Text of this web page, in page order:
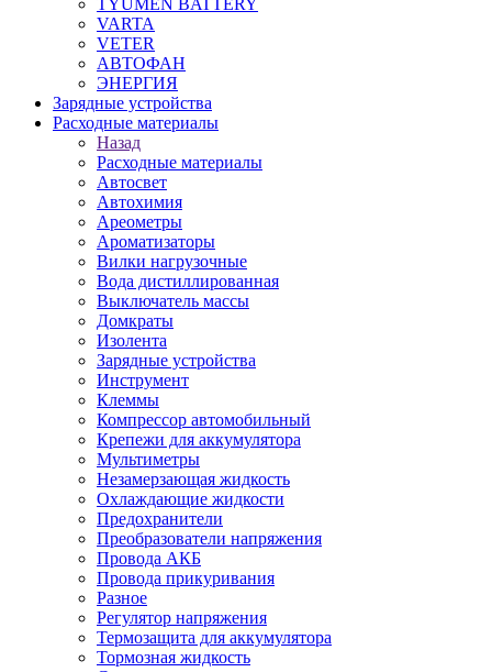
TYUMEN BATTERY
VARTA
VETER
АВТОФАН
ЭНЕРГИЯ
Зарядные устройства
Расходные материалы
Назад
Расходные материалы
Автосвет
Автохимия
Ареометры
Ароматизаторы
Вилки нагрузочные
Вода дистиллированная
Выключатель массы
Домкраты
Изолента
Зарядные устройства
Инструмент
Клеммы
Компрессор автомобильный
Крепежи для аккумулятора
Мультиметры
Незамерзающая жидкость
Охлаждающие жидкости
Предохранители
Преобразователи напряжения
Провода АКБ
Провода прикуривания
Разное
Регулятор напряжения
Термозащита для аккумулятора
Тормозная жидкость